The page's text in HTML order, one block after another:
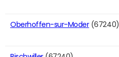
Oberhoffen-sur-Moder(67240)